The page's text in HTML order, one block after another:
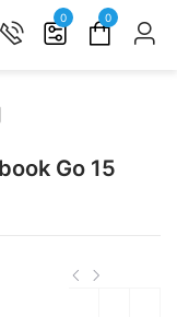
0 0
Go 15